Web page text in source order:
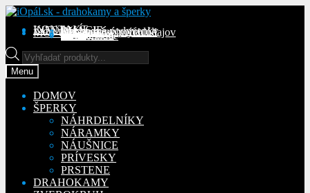
Preskočiť
navigáciu
Preskočiť
obsah
KONTAKT
INFORMÁCIE
Obchodné podmienky
Reklamačný poriadok
Ochrana osobných údajov
MÔJ ÚČETObjednávky
Adresy
Detaily účtu
Na stiahnutie
Products
search
Menu
DOMOV
ŠPERKY
NÁHRDELNÍKY
NÁRAMKY
NÁUŠNICE
PRÍVESKY
PRSTENE
DRAHOKAMY